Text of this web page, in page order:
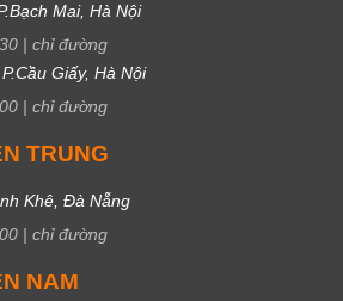
Mai, Hà Nội
| chỉ đường
Giấy, Hà Nội
| chỉ đường
TRUNG
Khê, Đà Nẵng
| chỉ đường
NAM